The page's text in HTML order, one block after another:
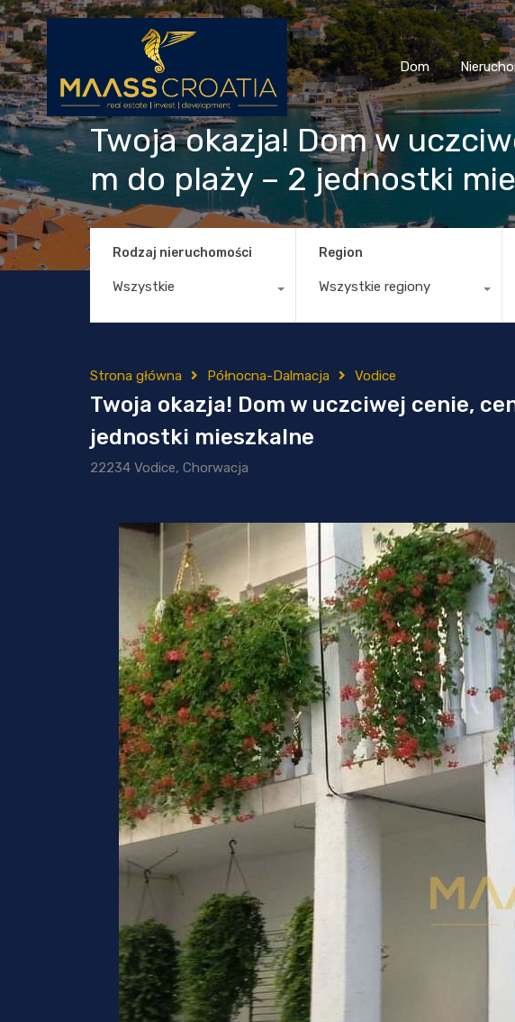
Dom
Dom
Twoja okazja! Dom w
m do plaży – 2 jednostki
Rodzaj nieruchomości
Wszystkie
Region
Wszystkie regiony
Strona główna Północna-Dalmacja Vodice
Twoja okazja! Dom w uczciwej cenie,
jednostki mieszkalne
22234 Vodice, Chorwacja